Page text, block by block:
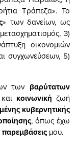
Τράπεζα». Το
» των δανείων, ως
3)
οικονομιών
συγχωνεύσεων, 5)
των βαρύτατων
και κοινωνική ζωή
κυβερνητικής
, όπως έχω
παρεμβάσεις μου.